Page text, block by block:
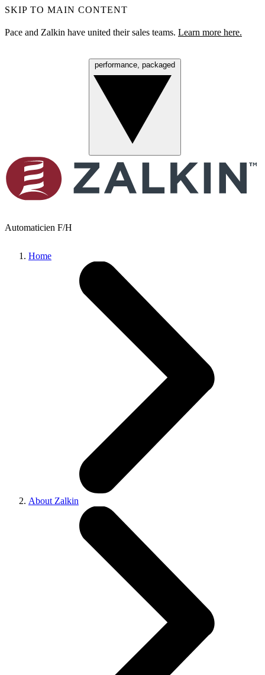
SKIP TO MAIN CONTENT
Pace and Zalkin have united their sales teams. Learn more here.
performance, packaged
Automaticien F/H
Home
About Zalkin